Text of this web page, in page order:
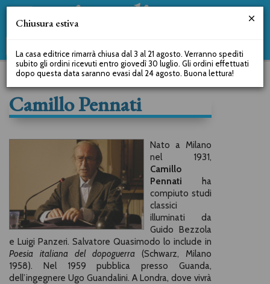
Camillo Pennati
Nato a Milano
nel 1931,
Camillo
Pennati ha
compiuto studi
classici
illuminati da
Guido Bezzola
e Luigi Panzeri. Salvatore Quasimodo lo include in
Poesia italiana del dopoguerra (Schwarz, Milano
1958). Nel 1959 pubblica presso Guanda,
dell’ingegnere Ugo Guandalini. A Londra, dove vivrà
Chiusura estiva
La casa editrice rimarrà chiusa dal 3 al 21 agosto. Verranno spediti
subito gli ordini ricevuti entro giovedì 30 luglio. Gli ordini effettuati
dopo questa data saranno evasi dal 24 agosto. Buona lettura!